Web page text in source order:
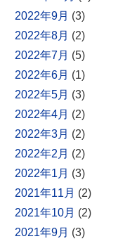
2022年9月 (3)
2022年8月 (2)
2022年7月 (5)
2022年6月 (1)
2022年5月 (3)
2022年4月 (2)
2022年3月 (2)
2022年2月 (2)
2022年1月 (3)
2021年11月 (2)
2021年10月 (2)
2021年9月 (3)